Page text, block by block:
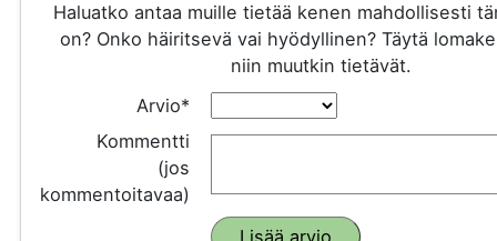
Haluatko antaa muille tietää kenen mahdollisesti
on? Onko häiritsevä vai hyödyllinen? Täytä
niin muutkin tietävät.
Arvio*
Kommentti
(jos
kommentoitavaa)